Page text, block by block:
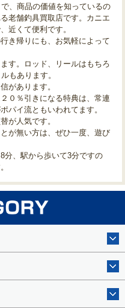
、商品の価値を知っているの
老舗釣具買取店です。カニエ
近くて便利です。
き帰りにも、お気軽によって
す。ロッド、リールはもちろ
もあります。
があります。
０％引きになる特典は、常連
パイ流ともいわれてます。
が人気です。
が無い方は、ぜひ一度、遊び
分、駅から歩いて3分ですの